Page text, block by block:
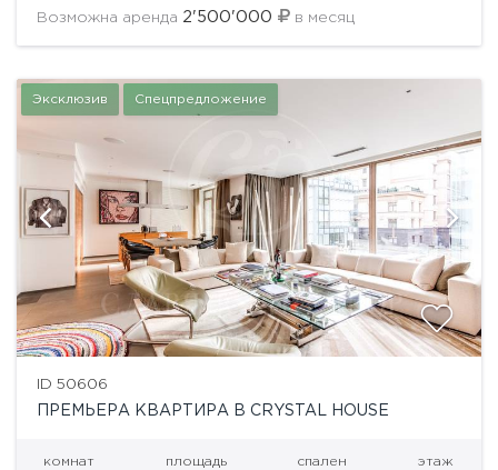
планировкой для комфортной жизни семьи.
Возможна аренда 2'500'000 в месяц
Эксклюзив Спецпредложение
ID 50606
ПРЕМЬЕРА КВАРТИРА В CRYSTAL HOUSE
комнат площадь спален этаж